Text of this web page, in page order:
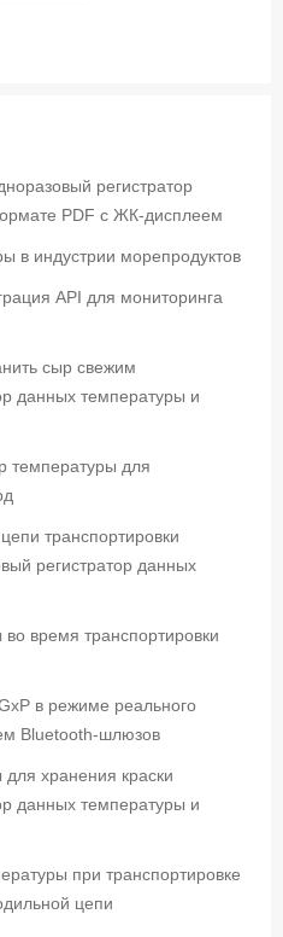
регистратор
PDF с ЖК-дисплеем
в индустрии морепродуктов
API для мониторинга
сыр свежим
данных температуры и
температуры для
транспортировки
регистратор данных
время транспортировки
в режиме реального
Bluetooth-шлюзов
хранения краски
данных температуры и
при транспортировке
цепи